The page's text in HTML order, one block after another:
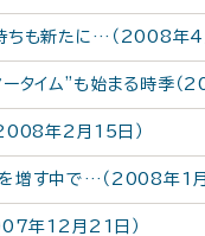
ちも新たに…（2008年4
ータイム”も始まる時季
年2月15日）
増す中で…（2008年1
年12月21日）